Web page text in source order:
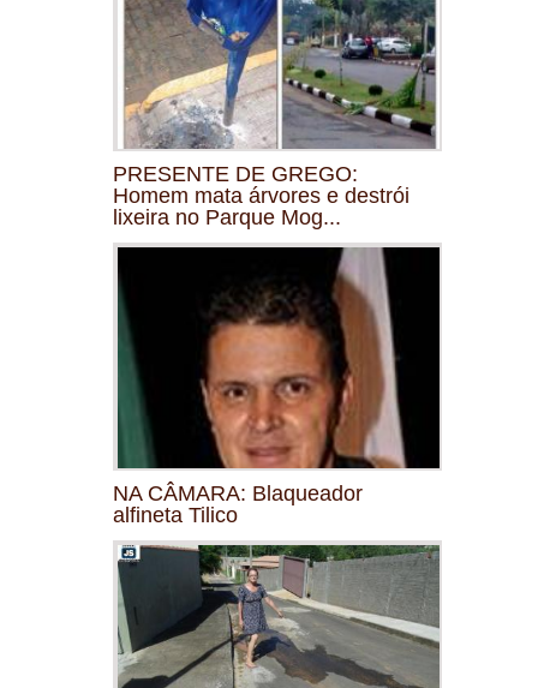
PRESENTE DE GREGO:
Homem mata árvores e destrói
lixeira no Parque Mog...
NA CÂMARA: Blaqueador
alfineta Tilico